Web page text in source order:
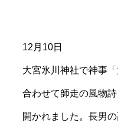
12月10日
大宮氷川神社で神事
合わせて師走の風物
開かれました。長男